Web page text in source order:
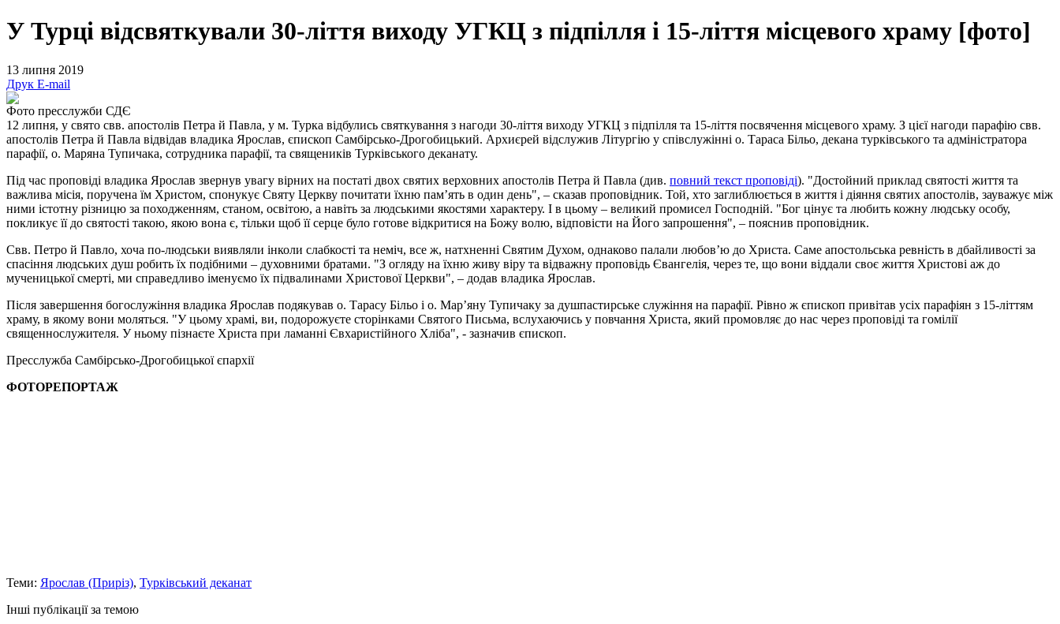
У Турці відсвяткували 30-ліття виходу УГКЦ з підпілля і 15-ліття місцевого храму [фото]
13 липня 2019
Друк E-mail
Фото пресслужби СДЄ
12 липня, у свято свв. апостолів Петра й Павла, у м. Турка відбулись святкування з нагоди 30-ліття виходу УГКЦ з підпілля та 15-ліття посвячення місцевого храму. З цієї нагоди парафію свв.
апостолів Петра й Павла відвідав владика Ярослав, єпископ Самбірсько-Дрогобицький. Архиєрей відслужив Літургію у співслужінні о. Тараса Більо, декана турківського та адміністратора
парафії, о. Маряна Тупичака, сотрудника парафії, та священиків Турківського деканату.
Під час проповіді владика Ярослав звернув увагу вірних на постаті двох святих верховних апостолів Петра й Павла (див. повний текст проповіді). "Достойний приклад святості життя та
важлива місія, поручена їм Христом, спонукує Святу Церкву почитати їхню пам’ять в один день", – сказав проповідник. Той, хто заглиблюється в життя і діяння святих апостолів, зауважує між
ними істотну різницю за походженням, станом, освітою, а навіть за людськими якостями характеру. І в цьому – великий промисел Господній. "Бог цінує та любить кожну людську особу,
покликує її до святості такою, якою вона є, тільки щоб її серце було готове відкритися на Божу волю, відповісти на Його запрошення", – пояснив проповідник.
Свв. Петро й Павло, хоча по-людськи виявляли інколи слабкості та неміч, все ж, натхненні Святим Духом, однаково палали любов’ю до Христа. Саме апостольська ревність в дбайливості за
спасіння людських душ робить їх подібними – духовними братами. "З огляду на їхню живу віру та відважну проповідь Євангелія, через те, що вони віддали своє життя Христові аж до
мученицької смерті, ми справедливо іменуємо їх підвалинами Христової Церкви", – додав владика Ярослав.
Після завершення богослужіння владика Ярослав подякував о. Тарасу Більо і о. Мар’яну Тупичаку за душпастирське служіння на парафії. Рівно ж єпископ привітав усіх парафіян з 15-літтям
храму, в якому вони моляться. "У цьому храмі, ви, подорожуєте сторінками Святого Письма, вслухаючись у повчання Христа, який промовляє до нас через проповіді та гомілії
священнослужителя. У ньому пізнаєте Христа при ламанні Євхаристійного Хліба", - зазначив єпископ.
Пресслужба Самбірсько-Дрогобицької єпархії
ФОТОРЕПОРТАЖ
Теми: Ярослав (Приріз), Турківський деканат
Інші публікації за темою